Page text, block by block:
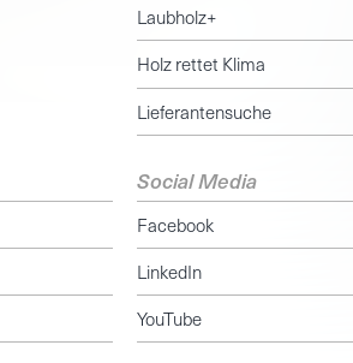
Laubholz+
Holz rettet Klima
Lieferantensuche
Social Media
Facebook
LinkedIn
YouTube